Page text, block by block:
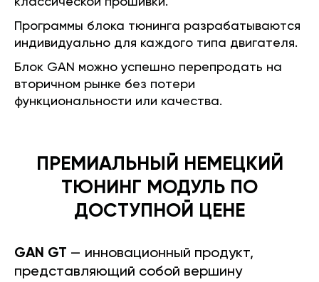
Программы блока тюнинга разрабатываются
индивидуально для каждого типа двигателя.
Блок GAN можно успешно перепродать на
вторичном рынке без потери
функциональности или качества.
ПРЕМИАЛЬНЫЙ НЕМЕЦКИЙ
ТЮНИНГ МОДУЛЬ ПО
ДОСТУПНОЙ ЦЕНЕ
GAN GT — инновационный продукт,
представляющий собой вершину